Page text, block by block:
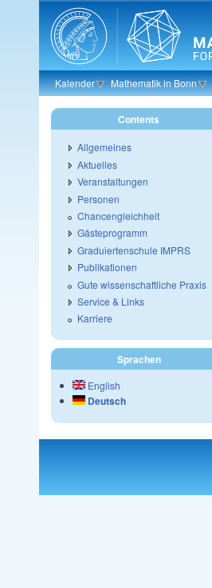
Skip to main content
Kalender Mathematik in Bonn
Contents
Allgemeines
Aktuelles
Veranstaltungen
Personen
Chancengleichheit
Gästeprogramm
Graduiertenschule IMPRS
Publikationen
Gute wissenschaftliche Praxis
Service & Links
Karriere
Sprachen
English
Deutsch